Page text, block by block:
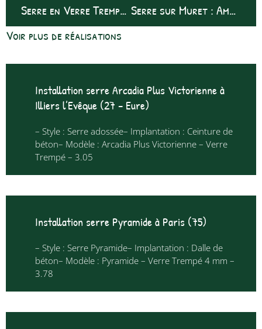
Serre en Verre Trempé : Robustesse et Élégance
Serre sur Muret : Aménager votre Jardin avec Style
Voir plus de réalisations
Installation serre Arcadia Plus Victorienne à
Illiers l’Evêque (27 – Eure)
– Style : Serre adossée– Implantation : Ceinture de
béton– Modèle : Arcadia Plus Victorienne – Verre
Trempé – 3.05
Installation serre Pyramide à Paris (75)
– Style : Serre Pyramide– Implantation : Dalle de
béton– Modèle : Pyramide – Verre Trempé 4 mm –
3.78